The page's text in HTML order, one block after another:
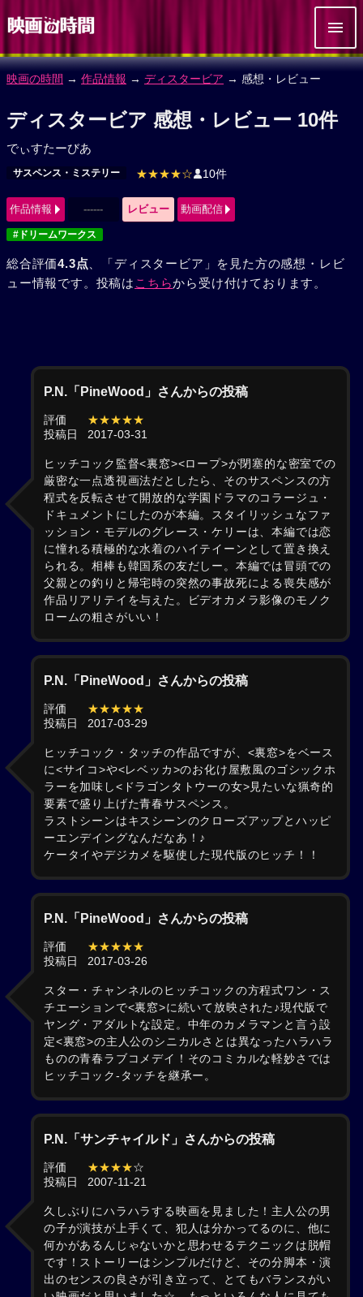
映画の時間 → 作品情報 → ディスタービア → 感想・レビュー
ディスタービア 感想・レビュー 10件
でぃすたーびあ
サスペンス・ミステリー ★★★★☆ 10件
作品情報 ------ レビュー 動画配信
#ドリームワークス
総合評価4.3点 、「ディスタービア」を見た方の感想・レビ
ュー情報です。投稿は こちらから受け付けております。
P.N.「PineWood」さんからの投稿
評価
★★★★★
投稿日
2017-03-31
ヒッチコック監督<裏窓><ロープ>が閉塞的な密室での
厳密な一点透視画法だとしたら、そのサスペンスの方
程式を反転させて開放的な学園ドラマのコラージュ・
ドキュメントにしたのが本編。スタイリッシュなファ
ッション・モデルのグレース・ケリーは、本編では恋
に憧れる積極的な水着のハイテイーンとして置き換え
られる。相棒も韓国系の友だしー。本編では冒頭での
父親との釣りと帰宅時の突然の事故死による喪失感が
作品リアリテイを与えた。ビデオカメラ影像のモノク
ロームの粗さがいい！
P.N.「PineWood」さんからの投稿
評価
★★★★★
投稿日
2017-03-29
ヒッチコック・タッチの作品ですが、<裏窓>をベース
に<サイコ>や<レベッカ>のお化け屋敷風のゴシックホ
ラーを加味し<ドラゴンタトウーの女>見たいな猟奇的
要素で盛り上げた青春サスペンス。
ラストシーンはキスシーンのクローズアップとハッピ
ーエンデイングなんだなあ！♪
ケータイやデジカメを駆使した現代版のヒッチ！！
P.N.「PineWood」さんからの投稿
評価
★★★★★
投稿日
2017-03-26
スター・チャンネルのヒッチコックの方程式ワン・ス
チエーションで<裏窓>に続いて放映された♪現代版で
ヤング・アダルトな設定。中年のカメラマンと言う設
定<裏窓>の主人公のシニカルさとは異なったハラハラ
ものの青春ラブコメデイ！そのコミカルな軽妙さでは
ヒッチコック-タッチを継承ー。
P.N.「サンチャイルド」さんからの投稿
評価 ★★★★☆
投稿日
2007-11-21
久しぶりにハラハラする映画を見ました！主人公の男
の子が演技が上手くて、犯人は分かってるのに、他に
何かがあるんじゃないかと思わせるテクニックは脱帽
です！ストーリーはシンプルだけど、その分脚本・演
出のセンスの良さが引き立って、とてもバランスがい